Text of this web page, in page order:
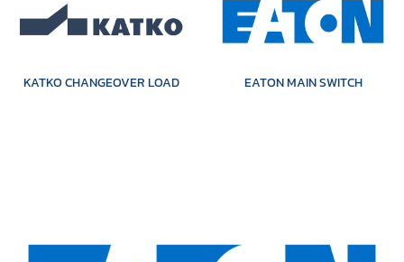
KATKO CHANGEOVER LOAD EATON MAIN SWITCH